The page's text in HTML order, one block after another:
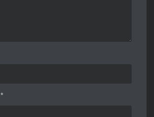
*